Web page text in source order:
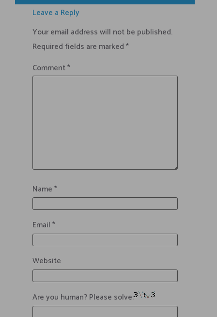
Leave a Reply
Your email address will not be published.
Required fields are marked*
Comment*
Name*
Email*
Website
Are you human? Please solve: